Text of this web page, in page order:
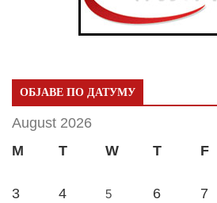
ОБЈАВЕ ПО ДАТУМУ
August 2026
M
T W T F
3
4 5 6 7